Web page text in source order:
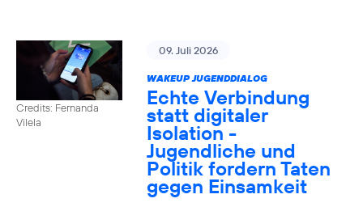
Credits: Fernanda
Vilela
09. Juli 2026
WAKEUP JUGENDDIALOG
Echte Verbindung
statt digitaler
Isolation -
Jugendliche und
Politik fordern Taten
gegen Einsamkeit